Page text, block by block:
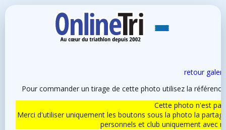
retour
Pour commander un tirage de cette photo utilisez la
Cette photo n'est
Merci d'utiliser uniquement les boutons sous la photo la
personnels et club uniquement avec